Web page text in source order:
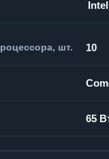
шт. 10
65